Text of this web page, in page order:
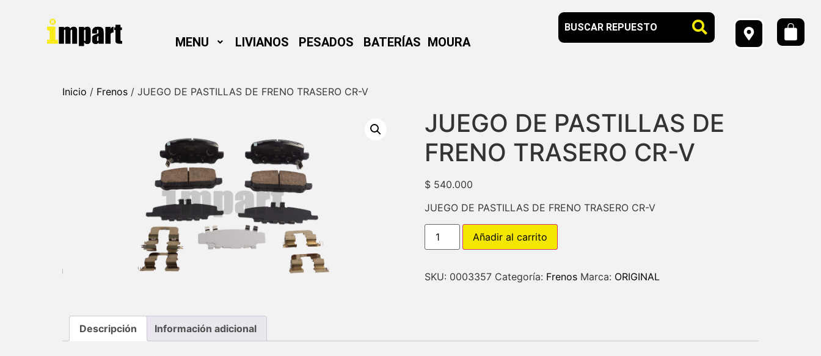
MENU LIVIANOS PESADOS BATERÍAS MOURA
Inicio / Frenos / JUEGO DE PASTILLAS DE FRENO TRASERO CR-V
JUEGO DE PASTILLAS DE
FRENO TRASERO CR-V
$540.000
JUEGO DE PASTILLAS DE FRENO TRASERO CR-V
Añadir al carrito
SKU: 0003357 Categoría: Frenos Marca: ORIGINAL
Descripción Información adicional